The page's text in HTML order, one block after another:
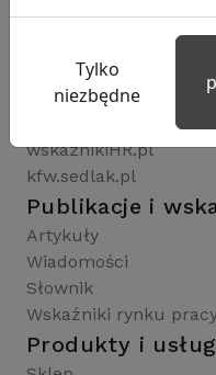
Rynekpracy.pl
wynagrodzenia.pl
raportyplacowe.pl
wskaznikiHR.pl
kfw.sedlak.pl
Publikacje i
Artykuły
Wiadomości
Słownik
Wskaźniki rynku
Produkty i
Tylko
niezbędne